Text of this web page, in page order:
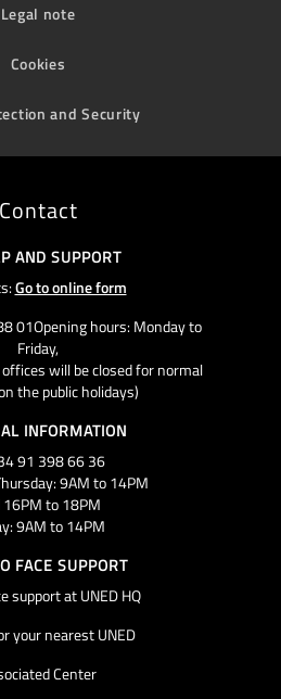
Legal note
Cookies
and Security
Contact
AND SUPPORT
Go to online form
01Opening hours: Monday to
Friday,
will be closed for normal
the public holidays)
INFORMATION
91 398 66 36
9AM to 14PM
16PM to 18PM
9AM to 14PM
FACE SUPPORT
support at UNED HQ
your nearest UNED
Center